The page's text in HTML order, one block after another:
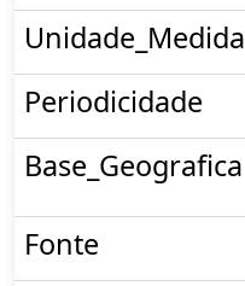
Unidade_Medida
Periodicidade
Base_Geografica
Fonte